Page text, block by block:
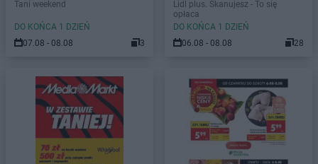
Tani weekend
DO KOŃCA 1 DZIEŃ
07.08 - 08.08
3
Lidl plus. Skanujesz - To się
opłaca
DO KOŃCA 1 DZIEŃ
06.08 - 08.08
28